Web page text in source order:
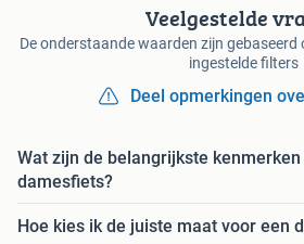
Veelgestelde
De onderstaande waarden zijn gebaseerd
ingestelde filters
Deel opmerkingen
Wat zijn de belangrijkste kenmerken
damesfiets?
Hoe kies ik de juiste maat voor een